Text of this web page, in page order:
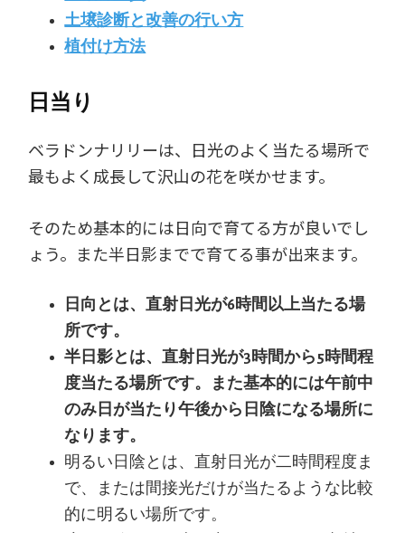
土壌診断と改善の行い方
植付け方法
日当り
ベラドンナリリーは、日光のよく当たる場所で
最もよく成長して沢山の花を咲かせます。
そのため基本的には日向で育てる方が良いでし
ょう。また半日影までで育てる事が出来ます。
日向とは、直射日光が6時間以上当たる場
所です。
半日影とは、直射日光が3時間から5時間程
度当たる場所です。また基本的には午前中
のみ日が当たり午後から日陰になる場所に
なります。
明るい日陰とは、直射日光が二時間程度ま
で、または間接光だけが当たるような比較
的に明るい場所です。